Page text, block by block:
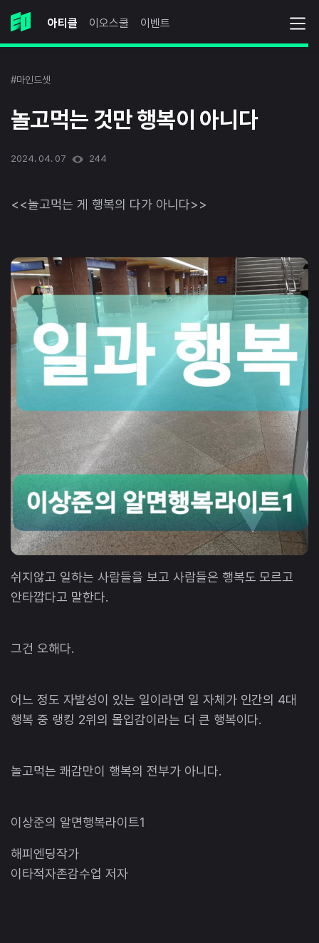
아티클 이오스쿨 이벤트
#마인드셋
놀고먹는 것만 행복이 아니다
2024. 04. 07 244
<<놀고먹는 게 행복의 다가 아니다>>
쉬지않고 일하는 사람들을 보고 사람들은 행복도 모르고
안타깝다고 말한다.
그건 오해다.
​어느 정도 자발성이 있는 일이라면 일 자체가 인간의 4대
행복 중 랭킹 2위의 몰입감이라는 더 큰 행복이다.
놀고먹는 쾌감만이 행복의 전부가 아니다.
​이상준의 알면행복라이트1
해피엔딩작가
이타적자존감수업 저자